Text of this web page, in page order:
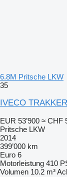
6.8M Pritsche LKW
35
IVECO
EUR 53’900 ≈ CHF
Pritsche LKW
2014
399’000 km
Euro 6
Motorleistung 410
Volumen 10.2 m³